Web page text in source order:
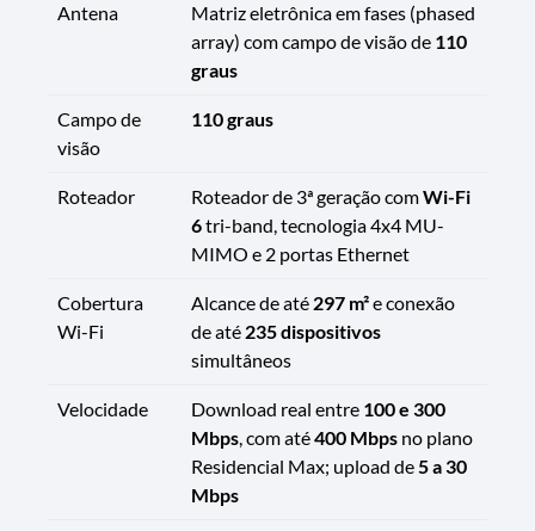
Antena
Matriz eletrônica em fases (phased
array) com campo de visão de 110
graus
Campo de
visão
110 graus
Roteador Roteador de 3ª geração comWi-Fi
6tri-band, tecnologia 4x4 MU-
MIMO e 2 portas Ethernet
Cobertura
Wi-Fi
Alcance de até 297 m²e conexão
de até 235 dispositivos
simultâneos
Velocidade Download real entre 100 e 300
Mbps, com até400 Mbps no plano
Residencial Max; upload de5 a 30
Mbps